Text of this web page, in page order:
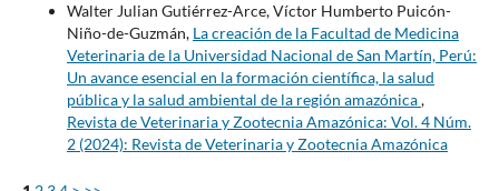
Walter Julian Gutiérrez-Arce, Víctor Humberto Puicón-
Niño-de-Guzmán, La creación de la Facultad de Medicina
Veterinaria de la Universidad Nacional de San Martín, Perú:
Un avance esencial en la formación científica, la salud
pública y la salud ambiental de la región amazónica,
Revista de Veterinaria y Zootecnia Amazónica: Vol. 4 Núm.
2 (2024): Revista de Veterinaria y Zootecnia Amazónica